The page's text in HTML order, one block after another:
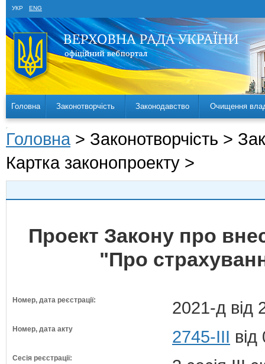
УКР ENG
Головна Законотворчість Законодавство Очищення
Головна > Законотворчість >
Картка законопроекту >
Проект Закону про
"Про
Номер, дата реєстрації: 2021-д від
Номер, дата акту 2745-III
Сесія реєстрації: